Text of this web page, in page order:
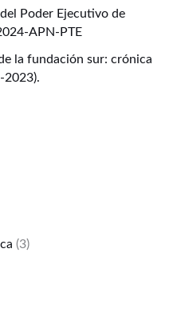
Poder Ejecutivo de
APN-PTE
la fundación sur: crónica
2023).
(3)